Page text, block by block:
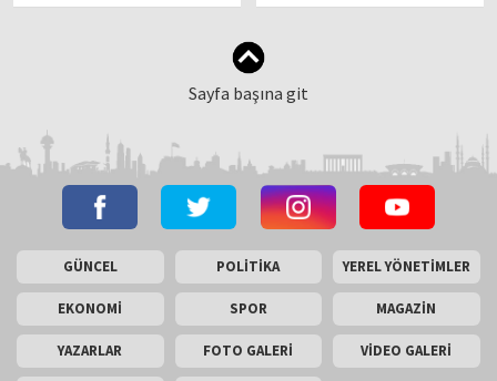
Sayfa başına git
GÜNCEL POLİTİKA YEREL YÖNETİMLER
EKONOMİ SPOR MAGAZİN
YAZARLAR FOTO GALERİ VİDEO GALERİ